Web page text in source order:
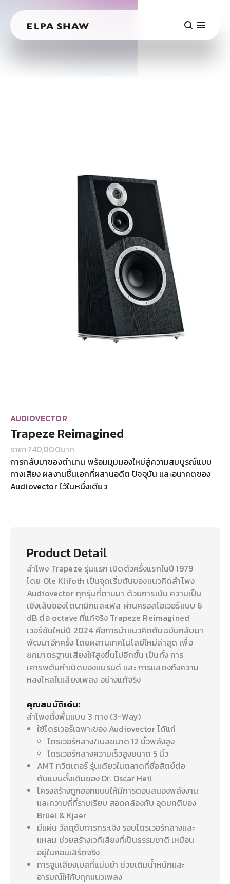
AUDIOVECTOR
Trapeze Reimagined
ราคา740,000บาท
การกลับมาของตำนาน พร้อมมุมมองใหม่สู่ความสมบูรณ์แบบ
ทางเสียง ผลงานชิ้นเอกที่ผสานอดีต ปัจจุบัน และอนาคตของ
Audiovector ไว้ในหนึ่งเดียว
Product Detail
ลำโพง Trapeze รุ่นแรก เปิดตัวครั้งแรกในปี 1979
โดย Ole Klifoth เป็นจุดเริ่มต้นของแนวคิดลำโพง
Audiovector ทุกรุ่นที่ตามมา ด้วยการเน้น ความเป็น
เชิงเส้นของไดนามิกและเฟส ผ่านครอสโอเวอร์แบบ 6
dB ต่อ octave ที่แท้จริง Trapeze Reimagined
เวอร์ชันใหม่ปี 2024 คือการนำแนวคิดต้นฉบับกลับมา
พัฒนาอีกครั้ง โดยผสานเทคโนโลยีใหม่ล่าสุด เพื่อ
ยกมาตรฐานเสียงให้สูงขึ้นไปอีกขั้น เป็นทั้ง การ
เคารพต้นกำเนิดของแบรนด์ และ การแสดงถึงความ
หลงใหลในเสียงเพลง อย่างแท้จริง
คุณสมบัติเด่น:
ลำโพงตั้งพื้นแบบ 3 ทาง (3-Way)
ใช้ไดรเวอร์เฉพาะของ Audiovector ได้แก่
ไดรเวอร์กลาง/เบสขนาด 12 นิ้วพลังสูง
ไดรเวอร์กลางความเร็วสูงขนาด 5 นิ้ว
AMT ทวีตเตอร์ รุ่นเดียวในตลาดที่ซื่อสัตย์ต่อ
ต้นแบบดั้งเดิมของ Dr. Oscar Heil
โครงสร้างถูกออกแบบให้มีการตอบสนองพลังงาน
และความถี่ที่ราบเรียบ สอดคล้องกับ อุดมคติของ
Brûel & Kjaer
มีแผ่น วัสดุซับการกระเจิง รอบไดรเวอร์กลางและ
แหลม ช่วยสร้างเวทีเสียงที่เป็นธรรมชาติ เหมือน
อยู่ในคอนเสิร์ตจริง
การจูนเสียงเบสที่แม่นยำ ช่วยเติมน้ำหนักและ
อารมณ์ให้กับทุกแนวเพลง